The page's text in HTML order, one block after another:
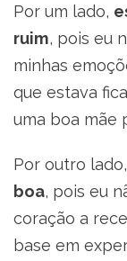
Por um lado,
ruim, pois eu
minhas
que estava
uma boa mãe
Por outro lado,
boa, pois eu
coração a
base em